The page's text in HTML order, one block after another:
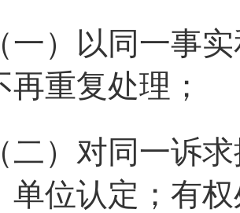
以同一事实
再重复处理；
对同一诉求
单位认定；有